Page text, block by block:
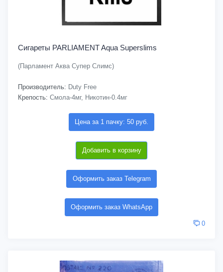
Сигареты PARLIAMENT Aqua Superslims
(Парламент Аква Супер Слимс)
Производитель: Duty Free
Крепость: Смола-4мг, Никотин-0.4мг
Цена за 1 пачку: 50 руб.
Добавить в корзину
Оформить заказ Telegram
Оформить заказ WhatsApp
0